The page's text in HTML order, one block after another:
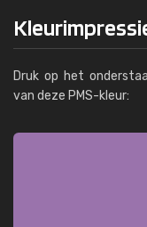
Druk op het
van deze PMS-kleur: